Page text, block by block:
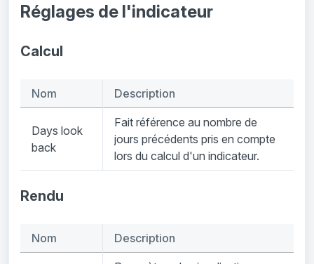
Réglages de l'indicateur
Calcul
Nom Description
Days look
back
Fait référence au nombre de
jours précédents pris en compte
lors du calcul d'un indicateur.
Rendu
Nom Description